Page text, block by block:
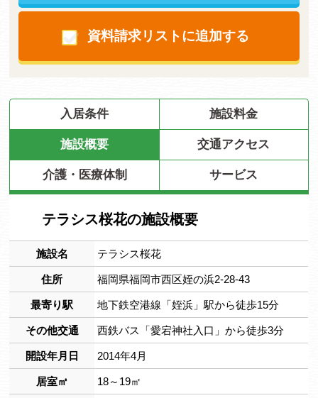
資料請求リストに追加する
入居条件 施設料金
施設概要 交通アクセス
介護・医療体制 サービス
テラシス桜花の施設概要
施設名 テラシス桜花
住所 福岡県福岡市西区姪の浜2-28-43
最寄り駅 地下鉄空港線「姪浜」駅から徒歩15分
その他交通 西鉄バス「愛宕神社入口」から徒歩3分
開設年月日 2014年4月
居室㎡ 18～19㎡